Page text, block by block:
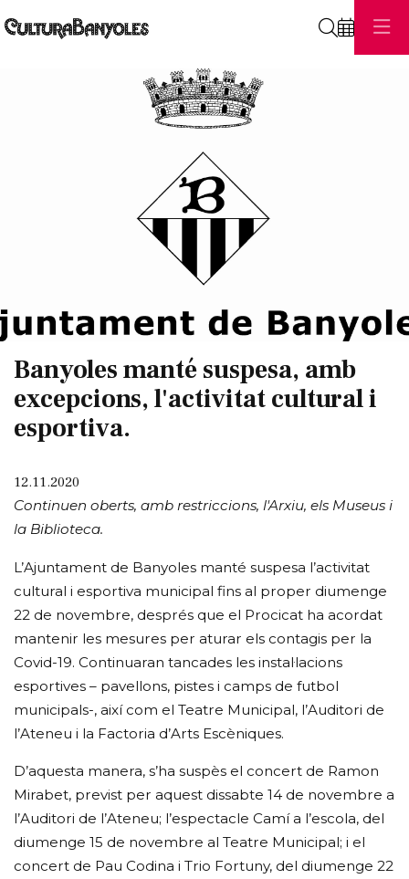
Banyoles manté suspesa, amb
excepcions, l'activitat cultural i
esportiva.
12.11.2020
Continuen oberts, amb restriccions, l'Arxiu, els Museus i
la Biblioteca.
L’Ajuntament de Banyoles manté suspesa l’activitat
cultural i esportiva municipal fins al proper diumenge
22 de novembre, després que el Procicat ha acordat
mantenir les mesures per aturar els contagis per la
Covid-19. Continuaran tancades les instal·lacions
esportives – pavellons, pistes i camps de futbol
municipals-, així com el Teatre Municipal, l’Auditori de
l’Ateneu i la Factoria d’Arts Escèniques.
D’aquesta manera, s’ha suspès el concert de Ramon
Mirabet, previst per aquest dissabte 14 de novembre a
l’Auditori de l’Ateneu; l’espectacle Camí a l’escola, del
diumenge 15 de novembre al Teatre Municipal; i el
concert de Pau Codina i Trio Fortuny, del diumenge 22